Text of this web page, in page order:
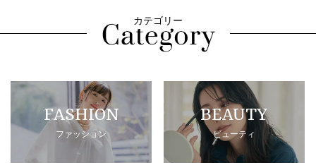
カテゴリー
FASHION
ファッション
BEAUTY
ビューティ